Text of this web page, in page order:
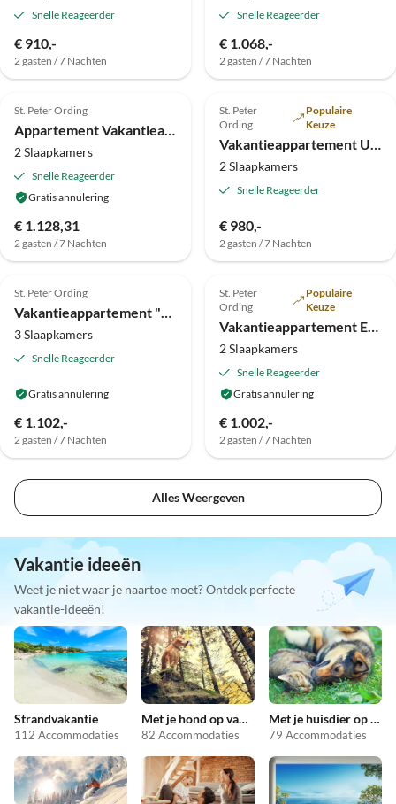
Snelle Reageerder
€ 910,-
2 gasten / 7 Nachten
Snelle Reageerder
€ 1.068,-
2 gasten / 7 Nachten
4.0 (3)
St. Peter Ording
Appartement Vakantieappartement Deichblume
2 Slaapkamers
Snelle Reageerder
Gratis annulering
€ 1.128,31
2 gasten / 7 Nachten
Advertentie
5.0 (2)
St. Peter
Ording
Populaire
Keuze
Vakantieappartement Uitzicht op zee
2 Slaapkamers
Snelle Reageerder
€ 980,-
2 gasten / 7 Nachten
Advertentie
4.8 (1)
St. Peter Ording
Vakantieappartement "Te voet naar het strand" - SPO
3 Slaapkamers
Snelle Reageerder
Gratis annulering
€ 1.102,-
2 gasten / 7 Nachten
Advertentie
St. Peter
Ording
Populaire
Keuze
Vakantieappartement Eerste rij aan het strand - SPO
2 Slaapkamers
Snelle Reageerder
Gratis annulering
€ 1.002,-
2 gasten / 7 Nachten
Alles Weergeven
Vakantie ideeën
Weet je niet waar je naartoe moet? Ontdek perfecte
vakantie-ideeën!
Strandvakantie
112 Accommodaties
Met je hond op vakantie
82 Accommodaties
Met je huisdier op vakantie
79 Accommodaties